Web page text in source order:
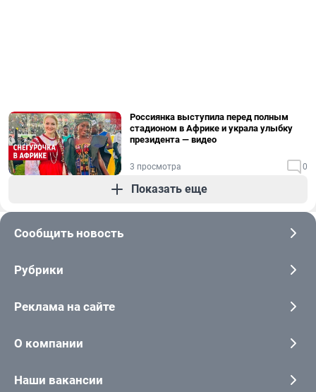
Россиянка выступила перед полным
стадионом в Африке и украла улыбку
президента — видео
3 просмотра 0
Показать еще
Сообщить новость
Рубрики
Реклама на сайте
О компании
Наши вакансии